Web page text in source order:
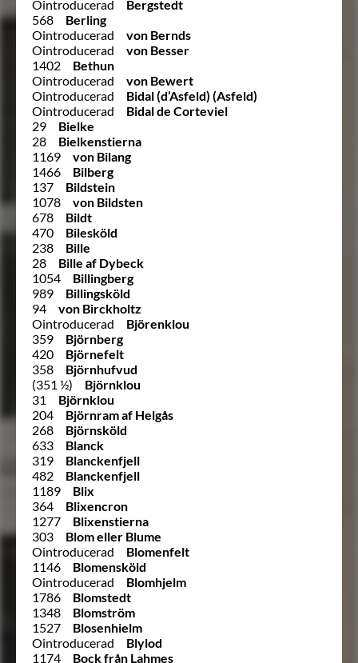
Ointroducerad
Bergstedt
568
Berling
Ointroducerad
von Bernds
Ointroducerad
von Besser
1402
Bethun
Ointroducerad
von Bewert
Ointroducerad
Bidal (d’Asfeld) (Asfeld)
Ointroducerad
Bidal de Corteviel
29
Bielke
28
Bielkenstierna
1169
von Bilang
1466
Bilberg
137
Bildstein
1078
von Bildsten
678
Bildt
470
Bilesköld
238
Bille
28
Bille af Dybeck
1054
Billingberg
989
Billingsköld
94
von Birckholtz
Ointroducerad
Björenklou
359
Björnberg
420
Björnefelt
358
Björnhufvud
(351 ½)
Björnklou
31
Björnklou
204
Björnram af Helgås
268
Björnsköld
633
Blanck
319
Blanckenfjell
482
Blanckenfjell
1189
Blix
364
Blixencron
1277
Blixenstierna
303
Blom eller Blume
Ointroducerad
Blomenfelt
1146
Blomensköld
Ointroducerad
Blomhjelm
1786
Blomstedt
1348
Blomström
1527
Blosenhielm
Ointroducerad
Blylod
1174
Bock från Lahmes